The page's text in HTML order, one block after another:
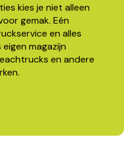
kies je niet alleen
gemak. Eén
en alles
magazijn
en andere